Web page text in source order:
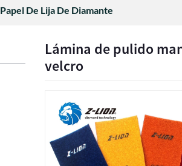
Papel De Lija De Diamante
Lámina de pulido
velcro